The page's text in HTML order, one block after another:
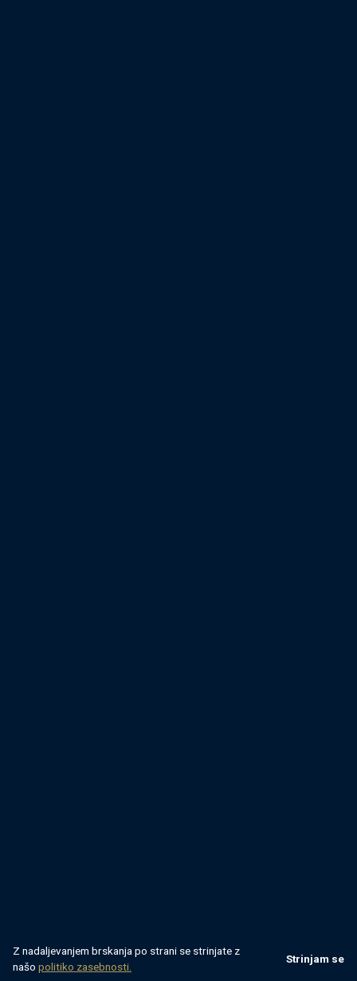
Z nadaljevanjem brskanja po strani se strinjate z
našo politiko zasebnosti.
Strinjam se